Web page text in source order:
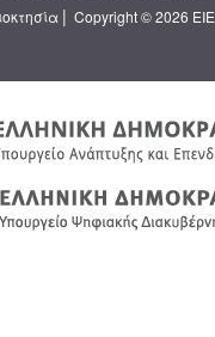
| Copyright © 2026 ΕΙΕ